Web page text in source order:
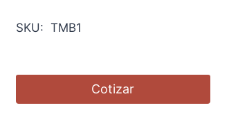
SKU: TMB1
Cotizar